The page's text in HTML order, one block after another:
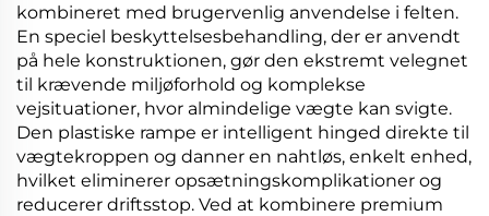
kombineret med brugervenlig anvendelse i felten.
En speciel beskyttelsesbehandling, der er anvendt
på hele konstruktionen, gør den ekstremt velegnet
til krævende miljøforhold og komplekse
vejsituationer, hvor almindelige vægte kan svigte.
Den plastiske rampe er intelligent hinged direkte til
vægtekroppen og danner en nahtløs, enkelt enhed,
hvilket eliminerer opsætningskomplikationer og
reducerer driftsstop. Ved at kombinere premium